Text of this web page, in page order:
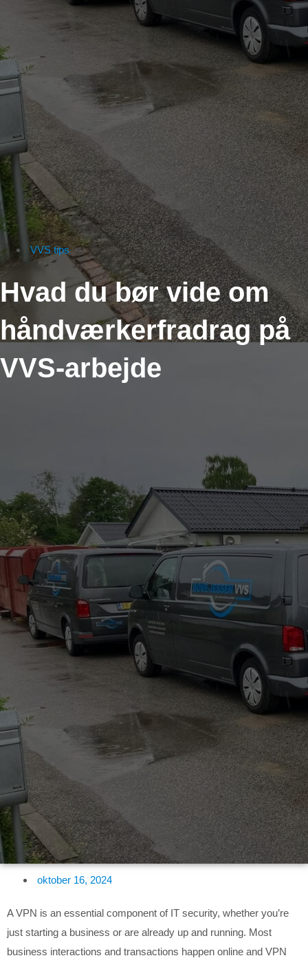
VVS tips
Hvad du bør vide om
håndværkerfradrag på
VVS-arbejde
oktober 16, 2024
A VPN is an essential component of IT security, whether you’re
just starting a business or are already up and running. Most
business interactions and transactions happen online and VPN